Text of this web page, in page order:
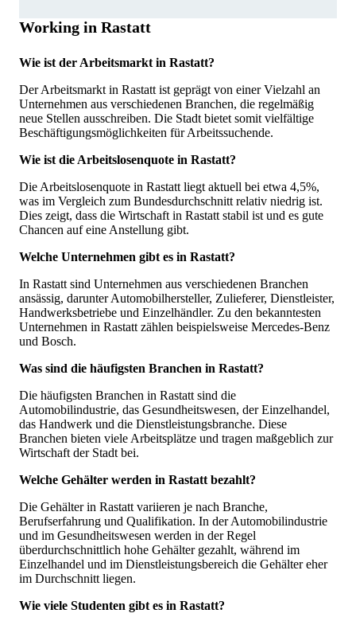
Working in Rastatt
Wie ist der Arbeitsmarkt in Rastatt?
Der Arbeitsmarkt in Rastatt ist geprägt von einer Vielzahl an
Unternehmen aus verschiedenen Branchen, die regelmäßig
neue Stellen ausschreiben. Die Stadt bietet somit vielfältige
Beschäftigungsmöglichkeiten für Arbeitssuchende.
Wie ist die Arbeitslosenquote in Rastatt?
Die Arbeitslosenquote in Rastatt liegt aktuell bei etwa 4,5%,
was im Vergleich zum Bundesdurchschnitt relativ niedrig ist.
Dies zeigt, dass die Wirtschaft in Rastatt stabil ist und es gute
Chancen auf eine Anstellung gibt.
Welche Unternehmen gibt es in Rastatt?
In Rastatt sind Unternehmen aus verschiedenen Branchen
ansässig, darunter Automobilhersteller, Zulieferer, Dienstleister,
Handwerksbetriebe und Einzelhändler. Zu den bekanntesten
Unternehmen in Rastatt zählen beispielsweise Mercedes-Benz
und Bosch.
Was sind die häufigsten Branchen in Rastatt?
Die häufigsten Branchen in Rastatt sind die
Automobilindustrie, das Gesundheitswesen, der Einzelhandel,
das Handwerk und die Dienstleistungsbranche. Diese
Branchen bieten viele Arbeitsplätze und tragen maßgeblich zur
Wirtschaft der Stadt bei.
Welche Gehälter werden in Rastatt bezahlt?
Die Gehälter in Rastatt variieren je nach Branche,
Berufserfahrung und Qualifikation. In der Automobilindustrie
und im Gesundheitswesen werden in der Regel
überdurchschnittlich hohe Gehälter gezahlt, während im
Einzelhandel und im Dienstleistungsbereich die Gehälter eher
im Durchschnitt liegen.
Wie viele Studenten gibt es in Rastatt?